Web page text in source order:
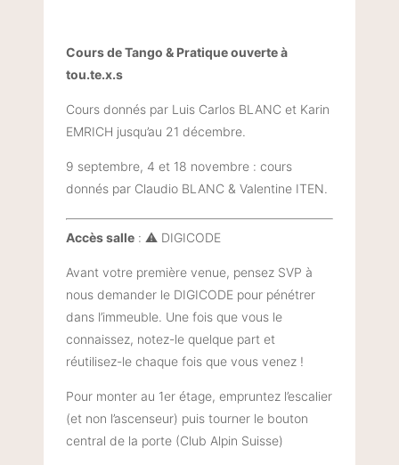
Cours de Tango & Pratique ouverte à
tou.te.x.s
Cours donnés par Luis Carlos BLANC et Karin
EMRICH jusqu’au 21 décembre.
9 septembre, 4 et 18 novembre : cours
donnés par Claudio BLANC & Valentine ITEN.
Accès salle : ⚠️ DIGICODE
Avant votre première venue, pensez SVP à
nous demander le DIGICODE pour pénétrer
dans l’immeuble. Une fois que vous le
connaissez, notez-le quelque part et
réutilisez-le chaque fois que vous venez !
Pour monter au 1er étage, empruntez l’escalier
(et non l’ascenseur) puis tourner le bouton
central de la porte (Club Alpin Suisse)